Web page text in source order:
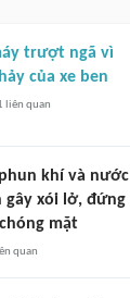
trượt ngã vì
của xe ben
liên quan
khí và nước
gây xói lở, đứng
mặt
quan